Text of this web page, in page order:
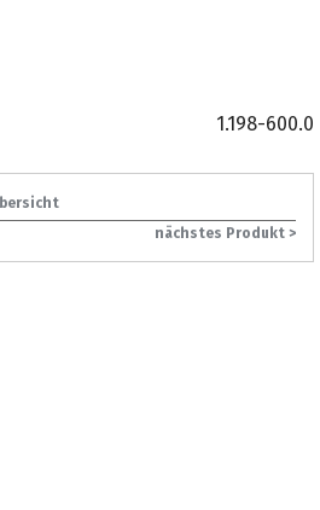
1.198-600.0
nächstes Produkt >